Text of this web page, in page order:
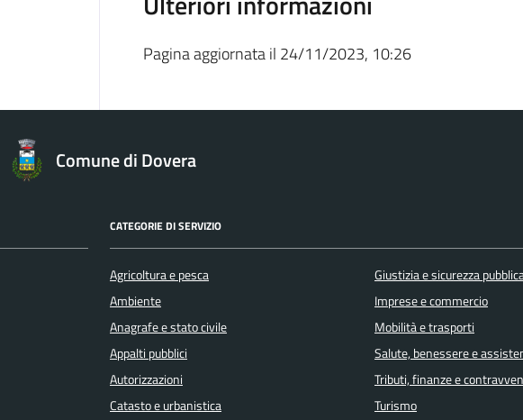
Pagina aggiornata il 24/11/2023, 10:26
Comune di Dovera
CATEGORIE DI SERVIZIO
Agricoltura e pesca
Ambiente
Anagrafe e stato civile
Appalti pubblici
Autorizzazioni
Catasto e urbanistica
Giustizia e sicurezza
Imprese e commercio
Mobilità e trasporti
Salute, benessere e
Tributi, finanze e
Turismo